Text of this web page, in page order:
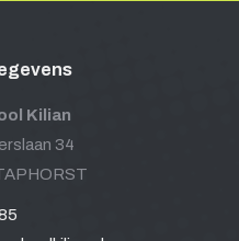
Kilian
34